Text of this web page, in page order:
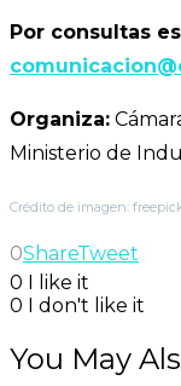
Por consultas
Organiza:
Ministerio de
Crédito de imagen:
0ShareTweet
0
I like it
0
I don't like it
You May